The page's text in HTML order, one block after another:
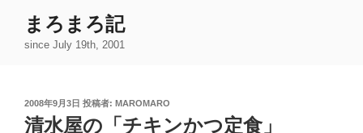
まろまろ記
since July 19th, 2001
投
稿
日:
2008年9月3日 投稿者: MAROMARO
清水屋の「チキンかつ定食」